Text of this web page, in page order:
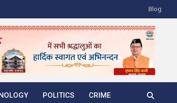
Blog
POLITICS CRIME